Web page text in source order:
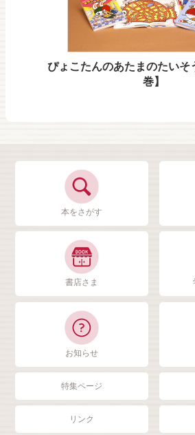
ぴょこたんのあたまのたいそ
巻】
本をさがす
書店さま
お知らせ
特集ページ
リンク